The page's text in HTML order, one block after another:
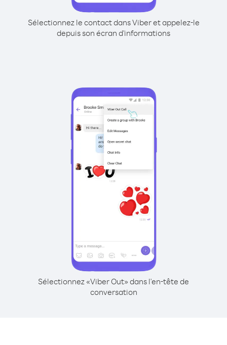
Sélectionnez le contact dans Viber et appelez-le
depuis son écran d'informations
Sélectionnez «Viber Out» dans l'en-tête de
conversation